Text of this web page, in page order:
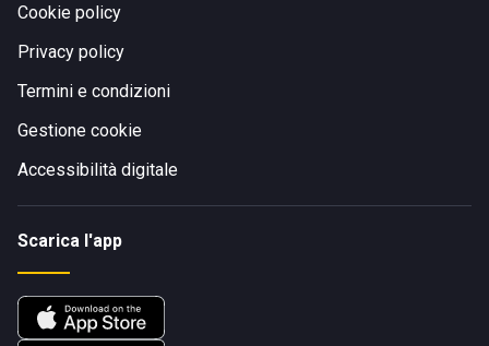
Cookie policy
Privacy policy
Termini e condizioni
Gestione cookie
Accessibilità digitale
Scarica l'app